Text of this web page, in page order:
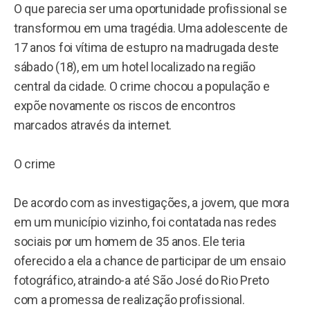
O que parecia ser uma oportunidade profissional se
transformou em uma tragédia. Uma adolescente de
17 anos foi vítima de estupro na madrugada deste
sábado (18), em um hotel localizado na região
central da cidade. O crime chocou a população e
expõe novamente os riscos de encontros
marcados através da internet.
O crime
De acordo com as investigações, a jovem, que mora
em um município vizinho, foi contatada nas redes
sociais por um homem de 35 anos. Ele teria
oferecido a ela a chance de participar de um ensaio
fotográfico, atraindo-a até São José do Rio Preto
com a promessa de realização profissional.